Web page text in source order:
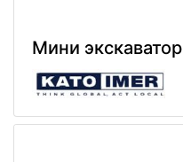
Мини экскаватор